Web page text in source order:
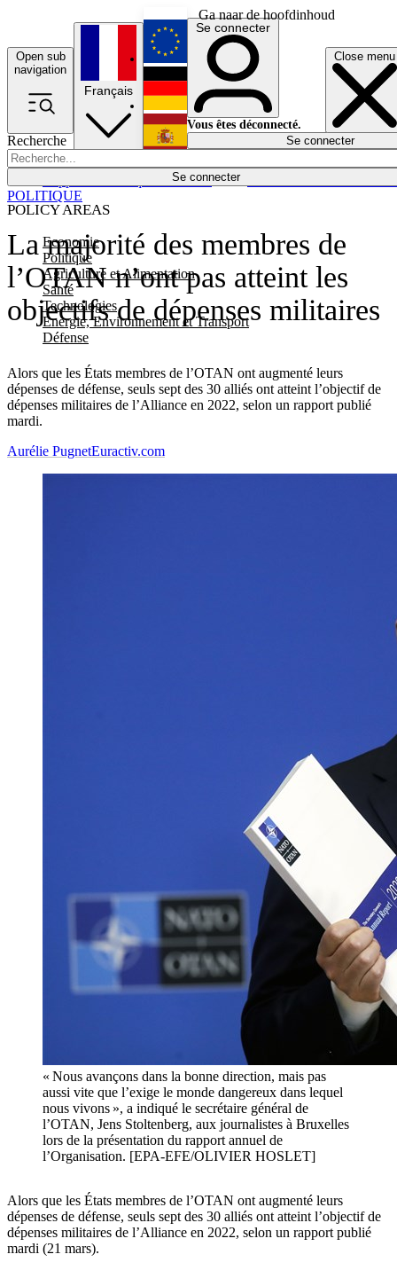
Ga naar de hoofdinhoud
Open sub
navigation
Close menu
Recherche
Se connecter
POLICY AREAS
Economie
Politique
Agriculture et Alimentation
Santé
Technologies
Energie, Environnement et Transport
Défense
Économie
Français
English
Deutsch
Español
Se connecter
Vous êtes déconnecté.
Se connecter
La majorité des membres de
l’OTAN n’ont pas atteint les
objectifs de dépenses militaires
Alors que les États membres de l’OTAN ont augmenté leurs
dépenses de défense, seuls sept des 30 alliés ont atteint l’objectif de
dépenses militaires de l’Alliance en 2022, selon un rapport publié
mardi.
POLITIQUE
Aurélie PugnetEuractiv.com
« Nous avançons dans la bonne direction, mais pas
aussi vite que l’exige le monde dangereux dans lequel
nous vivons », a indiqué le secrétaire général de
l’OTAN, Jens Stoltenberg, aux journalistes à Bruxelles
lors de la présentation du rapport annuel de
l’Organisation. [EPA-EFE/OLIVIER HOSLET]
Alors que les États membres de l’OTAN ont augmenté leurs
dépenses de défense, seuls sept des 30 alliés ont atteint l’objectif de
dépenses militaires de l’Alliance en 2022, selon un rapport publié
mardi (21 mars).